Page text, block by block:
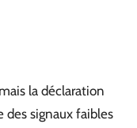
la déclaration
signaux faibles